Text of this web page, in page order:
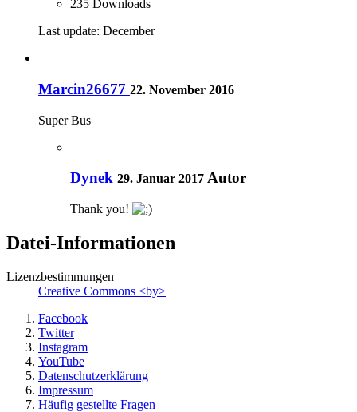
235 Downloads
Last update: December
Marcin26677 22. November 2016
Super Bus
Dynek 29. Januar 2017 Autor
Thank you!
Datei-Informationen
Lizenzbestimmungen
Creative Commons <by>
Facebook
Twitter
Instagram
YouTube
Datenschutzerklärung
Impressum
Häufig gestellte Fragen